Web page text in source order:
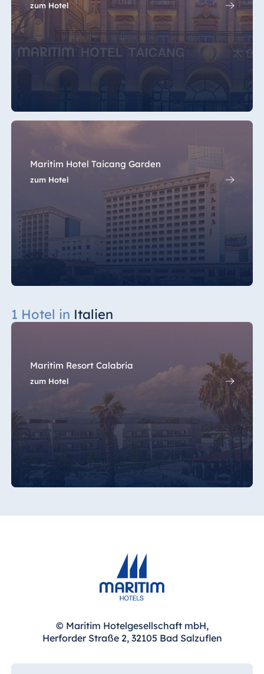
zum Hotel
Maritim Hotel Taicang Garden
zum Hotel
1 Hotel in Italien
Maritim Resort Calabria
zum Hotel
© Maritim Hotelgesellschaft mbH,
Herforder Straße 2, 32105 Bad Salzuflen